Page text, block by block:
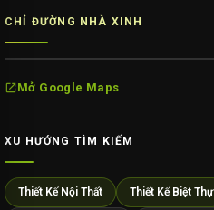
CHỈ ĐƯỜNG NHÀ XINH
Mở Google Maps
XU HƯỚNG TÌM KIẾM
Thiết Kế Nội Thất Thiết Kế Biệt Thự